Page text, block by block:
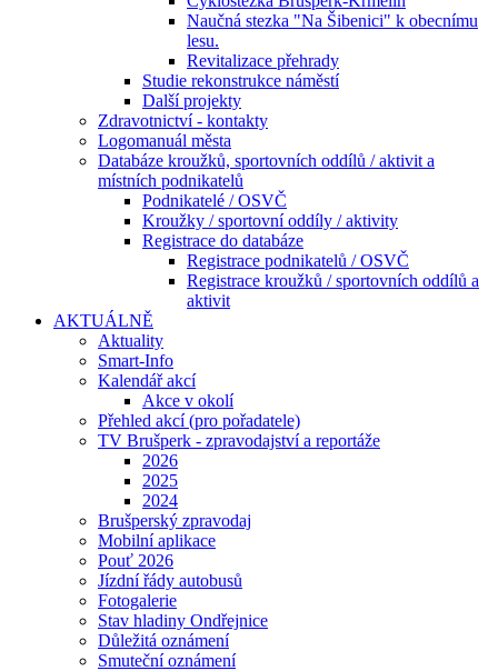
Naučná stezka "Na Šibenici" k obecnímu
lesu.
Revitalizace přehrady
Studie rekonstrukce náměstí
Další projekty
Zdravotnictví - kontakty
Logomanuál města
Databáze kroužků, sportovních oddílů / aktivit a
místních podnikatelů
Podnikatelé / OSVČ
Kroužky / sportovní oddíly / aktivity
Registrace do databáze
Registrace podnikatelů / OSVČ
Registrace kroužků / sportovních oddílů a
aktivit
AKTUÁLNĚ
Aktuality
Smart-Info
Kalendář akcí
Akce v okolí
Přehled akcí (pro pořadatele)
TV Brušperk - zpravodajství a reportáže
2026
2025
2024
Brušperský zpravodaj
Mobilní aplikace
Pouť 2026
Jízdní řády autobusů
Fotogalerie
Stav hladiny Ondřejnice
Důležitá oznámení
Smuteční oznámení